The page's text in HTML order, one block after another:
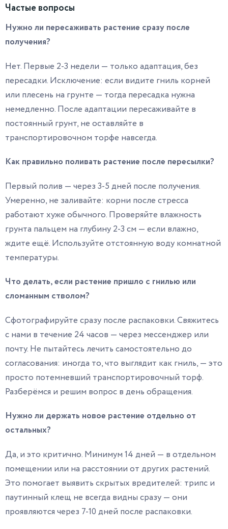
Частые вопросы
Нужно ли пересаживать растение сразу после
получения?
Нет. Первые 2-3 недели — только адаптация, без
пересадки. Исключение: если видите гниль корней
или плесень на грунте — тогда пересадка нужна
немедленно. После адаптации пересаживайте в
постоянный грунт, не оставляйте в
транспортировочном торфе навсегда.
Как правильно поливать растение после пересылки?
Первый полив — через 3-5 дней после получения.
Умеренно, не заливайте: корни после стресса
работают хуже обычного. Проверяйте влажность
грунта пальцем на глубину 2-3 см — если влажно,
ждите ещё. Используйте отстоянную воду комнатной
температуры.
Что делать, если растение пришло с гнилью или
сломанным стволом?
Сфотографируйте сразу после распаковки. Свяжитесь
с нами в течение 24 часов — через мессенджер или
почту. Не пытайтесь лечить самостоятельно до
согласования: иногда то, что выглядит как гниль, — это
просто потемневший транспортировочный торф.
Разберёмся и решим вопрос в день обращения.
Нужно ли держать новое растение отдельно от
остальных?
Да, и это критично. Минимум 14 дней — в отдельном
помещении или на расстоянии от других растений.
Это помогает выявить скрытых вредителей: трипс и
паутинный клещ не всегда видны сразу — они
проявляются через 7-10 дней после распаковки.